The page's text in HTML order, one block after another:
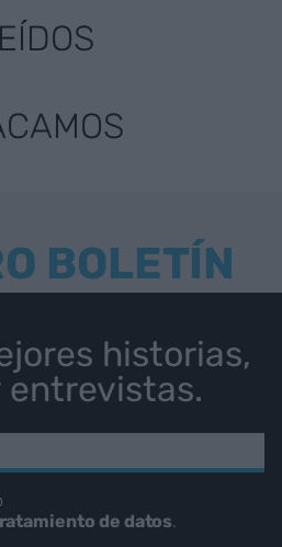
BOLETÍN
historias,
entrevistas.
de datos.